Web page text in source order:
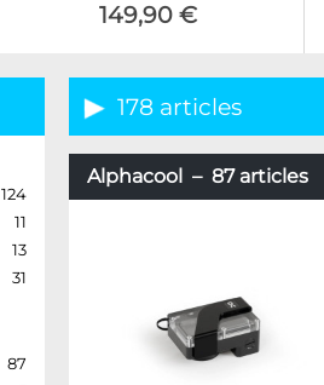
149,90 €
124
11
13
31
87
178 articles
Alphacool – 87 articles